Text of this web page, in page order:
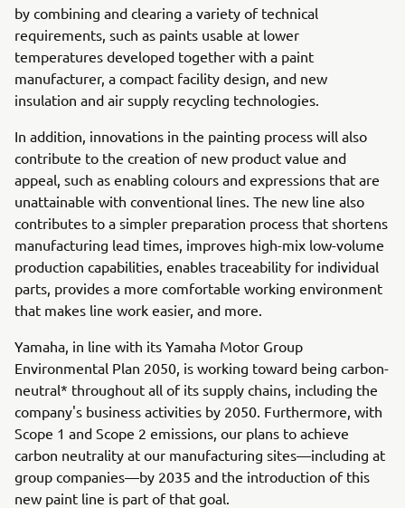
by combining and clearing a variety of technical
requirements, such as paints usable at lower
temperatures developed together with a paint
manufacturer, a compact facility design, and new
insulation and air supply recycling technologies.
In addition, innovations in the painting process will also
contribute to the creation of new product value and
appeal, such as enabling colours and expressions that are
unattainable with conventional lines. The new line also
contributes to a simpler preparation process that shortens
manufacturing lead times, improves high-mix low-volume
production capabilities, enables traceability for individual
parts, provides a more comfortable working environment
that makes line work easier, and more.
Yamaha, in line with its Yamaha Motor Group
Environmental Plan 2050, is working toward being carbon-
neutral* throughout all of its supply chains, including the
company's business activities by 2050. Furthermore, with
Scope 1 and Scope 2 emissions, our plans to achieve
carbon neutrality at our manufacturing sites—including at
group companies—by 2035 and the introduction of this
new paint line is part of that goal.